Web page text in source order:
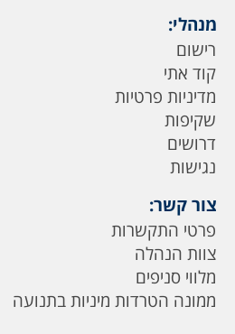
מנהלי:
רישום
קוד אתי
מדיניות פרטיות
שקיפות
דרושים
נגישות
צור קשר:
פרטי התקשרות
צוות הנהלה
מלווי סניפים
ממונה הטרדות מיניות בתנועה